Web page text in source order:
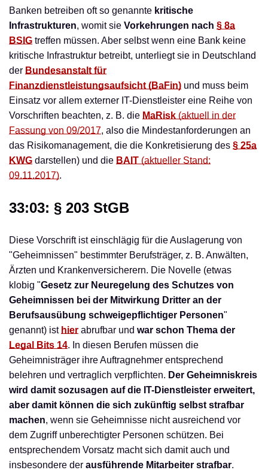
Banken betreiben oft so genannte kritische
Infrastrukturen, womit sie Vorkehrungen nach § 8a
BSIG treffen müssen. Aber selbst wenn eine Bank keine
kritische Infrastruktur betreibt, unterliegt sie in Deutschland
der Bundesanstalt für
Finanzdienstleistungsaufsicht (BaFin) und muss beim
Einsatz vor allem externer IT-Dienstleister eine Reihe von
Vorschriften beachten, z. B. die MaRisk (aktuell in der
Fassung von 09/2017, also die Mindestanforderungen an
das Risikomanagement, die die Konkretisierung des § 25a
KWG darstellen) und die BAIT (aktueller Stand:
09.11.2017).
33:03: § 203 StGB
Diese Vorschrift ist einschlägig für die Auslagerung von
"Geheimnissen" bestimmter Berufsträger, z. B. Anwälten,
Ärzten und Krankenversicherern. Die Novelle (etwas
klobig "Gesetz zur Neuregelung des Schutzes von
Geheimnissen bei der Mitwirkung Dritter an der
Berufsausübung schweigepflichtiger Personen"
genannt) ist hier abrufbar und war schon Thema der
Legal Bits 14. In diesen Berufen müssen die
Geheimnisträger ihre Auftragnehmer entsprechend
belehren und vertraglich verpflichten. Der Geheimniskreis
wird damit sozusagen auf die IT-Dienstleister erweitert,
aber damit können die sich zukünftig selbst strafbar
machen, wenn sie Geheimnisse nicht ausreichend vor
dem Zugriff unberechtigter Personen schützen. Bei
entsprechendem Vorsatz macht sich damit auch und
insbesondere der ausführende Mitarbeiter strafbar.